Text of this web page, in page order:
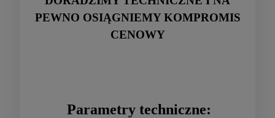
PEWNO OSIĄGNIEMY KOMPROMIS
CENOWY
Parametry techniczne: